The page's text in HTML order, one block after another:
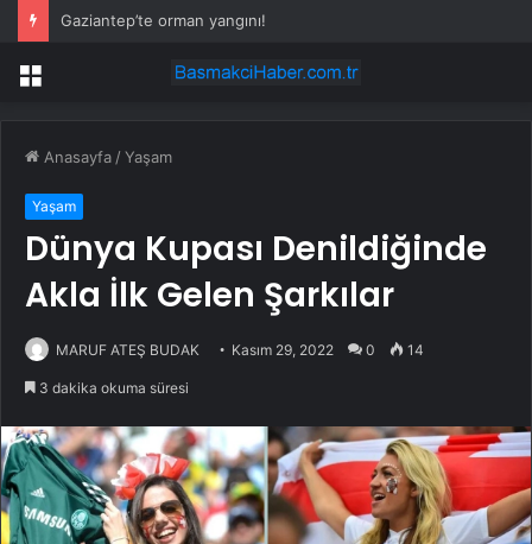
Gaziantep’te orman yangını!
Menü
Anasayfa /Yaşam
Yaşam
Dünya Kupası Denildiğinde
Akla İlk Gelen Şarkılar
MARUF ATEŞ BUDAK Kasım 29, 2022 0 14
3 dakika okuma süresi